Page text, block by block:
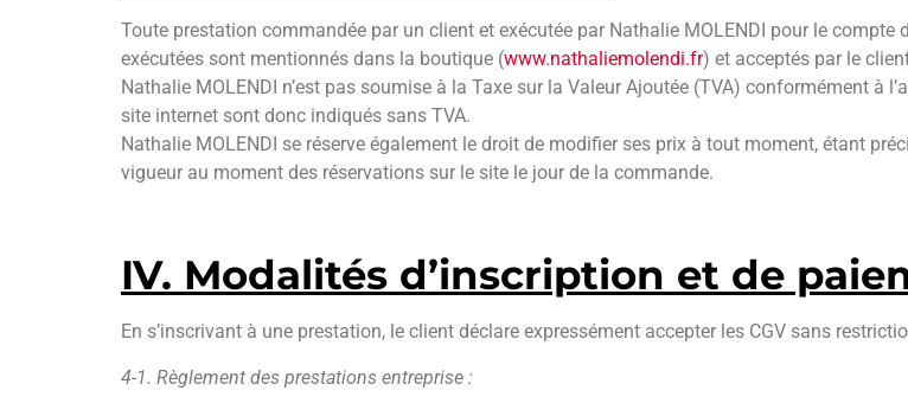
Toute prestation commandée par un client et exécutée par Nathalie MOLENDI pour le
exécutées sont mentionnés dans la boutique (www.nathaliemolendi.fr) et acceptés par le
Nathalie MOLENDI n’est pas soumise à la Taxe sur la Valeur Ajoutée (TVA) conformément à
site internet sont donc indiqués sans TVA.
Nathalie MOLENDI se réserve également le droit de modifier ses prix à tout moment, étant
vigueur au moment des réservations sur le site le jour de la commande.
IV. Modalités d’inscription et de
En s’inscrivant à une prestation, le client déclare expressément accepter les CGV sans
4-1. Règlement des prestations entreprise :